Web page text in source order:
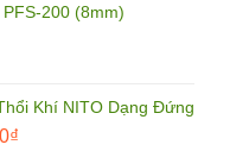
là: 200 (8mm)
là:
Khí NITO Dạng Đứng
₫Giá